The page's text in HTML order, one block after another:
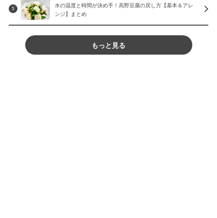
5
水の温度と時間が決め手！高野豆腐の戻し方【基本＆アレ
ンジ】まとめ
もっと見る